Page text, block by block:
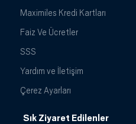
Maximiles Kredi Kartları
Faiz Ve Ücretler
SSS
Yardım ve İletişim
Çerez Ayarları
Sık Ziyaret Edilenler